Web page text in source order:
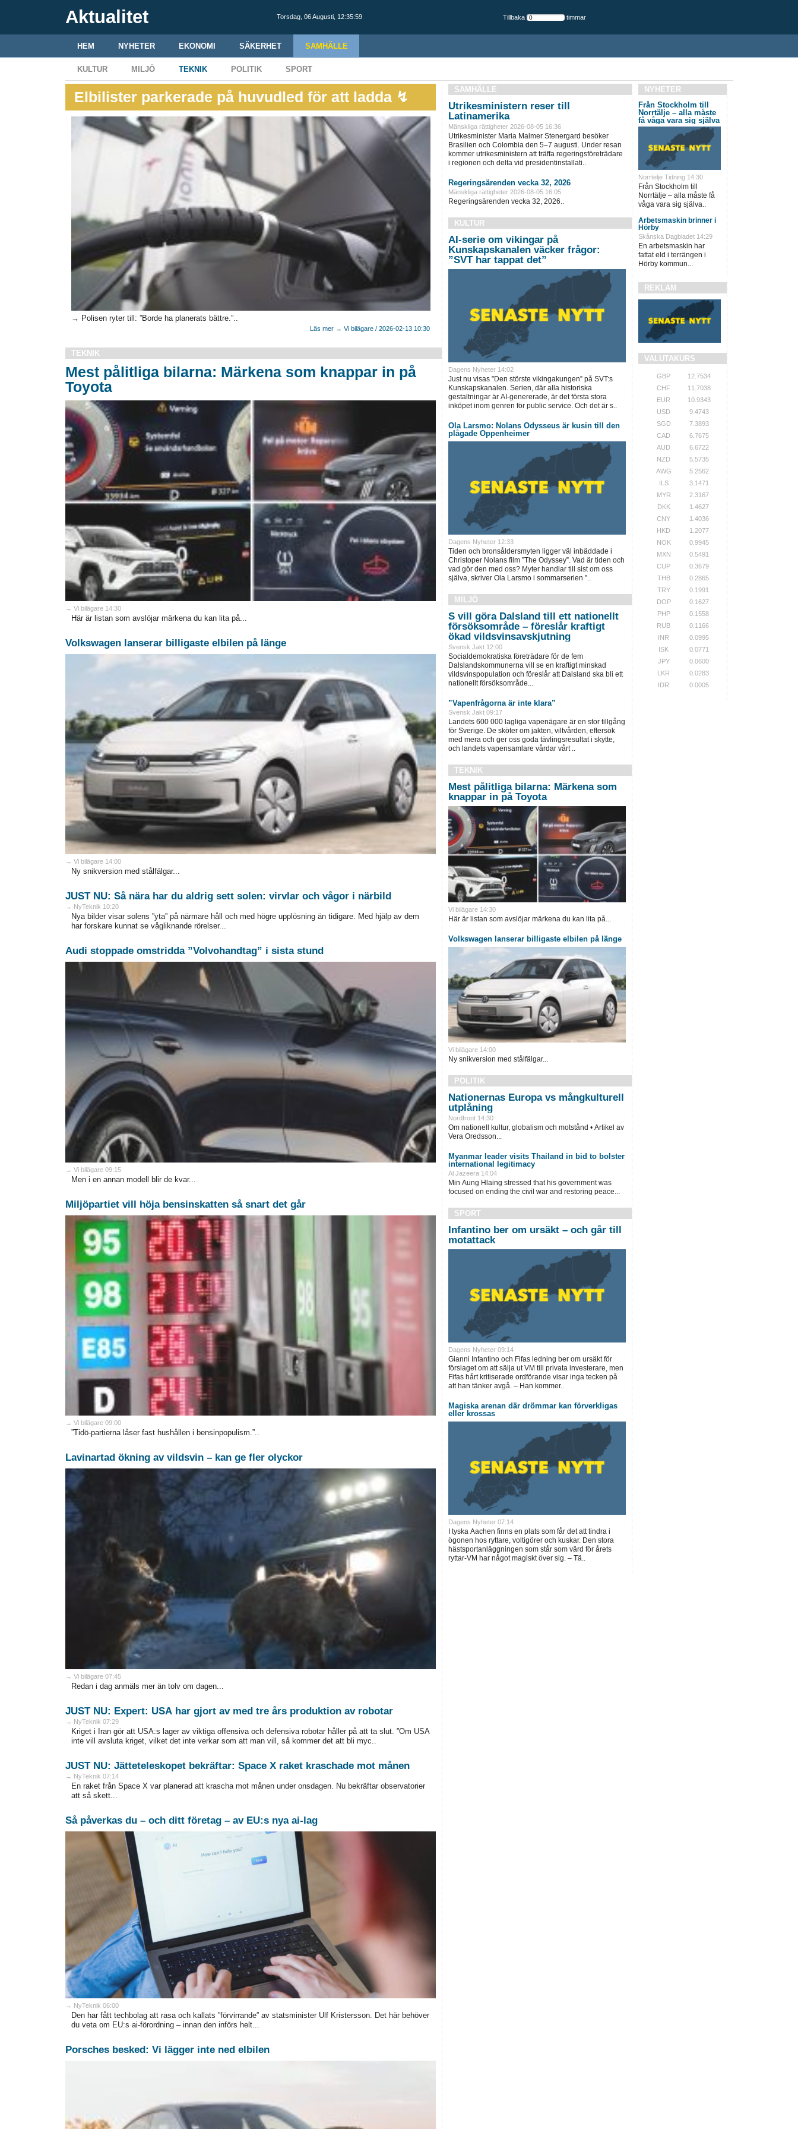
Aktualitet Torsdag, 06 Augusti, 12:36:00 Tillbaka timmar
HEM NYHETER EKONOMI SÄKERHET SAMHÄLLE
KULTUR MILJÖ TEKNIK POLITIK SPORT
Elbilister parkerade på huvudled för att ladda ↯
→ Polisen ryter till: ”Borde ha planerats bättre.”..
Läs mer → Vi bilägare / 2026-02-13 10:30
TEKNIK
Mest pålitliga bilarna: Märkena som knappar in på
Toyota
→ Vi bilägare 14:30
Här är listan som avslöjar märkena du kan lita på...
Volkswagen lanserar billigaste elbilen på länge
→ Vi bilägare 14:00
Ny snikversion med stålfälgar...
JUST NU: Så nära har du aldrig sett solen: virvlar och vågor i närbild
→ NyTeknik 10:20
Nya bilder visar solens ”yta” på närmare håll och med högre upplösning än tidigare. Med hjälp av dem
har forskare kunnat se vågliknande rörelser...
Audi stoppade omstridda ”Volvohandtag” i sista stund
→ Vi bilägare 09:15
Men i en annan modell blir de kvar...
Miljöpartiet vill höja bensinskatten så snart det går
→ Vi bilägare 09:00
”Tidö-partierna låser fast hushållen i bensinpopulism.”..
Lavinartad ökning av vildsvin – kan ge fler olyckor
→ Vi bilägare 07:45
Redan i dag anmäls mer än tolv om dagen...
JUST NU: Expert: USA har gjort av med tre års produktion av robotar
→ NyTeknik 07:29
Kriget i Iran gör att USA:s lager av viktiga offensiva och defensiva robotar håller på att ta slut. ”Om USA
inte vill avsluta kriget, vilket det inte verkar som att man vill, så kommer det att bli myc..
JUST NU: Jätteteleskopet bekräftar: Space X raket kraschade mot månen
→ NyTeknik 07:14
En raket från Space X var planerad att krascha mot månen under onsdagen. Nu bekräftar observatorier
att så skett...
Så påverkas du – och ditt företag – av EU:s nya ai-lag
→ NyTeknik 06:00
Den har fått techbolag att rasa och kallats ”förvirrande” av statsminister Ulf Kristersson. Det här behöver
du veta om EU:s ai-förordning – innan den införs helt...
Porsches besked: Vi lägger inte ned elbilen
SAMHÄLLE
Utrikesministern reser till
Latinamerika
Mänskliga rättigheter 2026-08-05 16:36
Utrikesminister Maria Malmer Stenergard besöker
Brasilien och Colombia den 5–7 augusti. Under resan
kommer utrikesministern att träffa regeringsföreträdare
i regionen och delta vid presidentinstallati..
Regeringsärenden vecka 32, 2026
Mänskliga rättigheter 2026-08-05 16:05
Regeringsärenden vecka 32, 2026..
KULTUR
AI-serie om vikingar på
Kunskapskanalen väcker frågor:
”SVT har tappat det”
Dagens Nyheter 14:02
Just nu visas ”Den störste vikingakungen” på SVT:s
Kunskapskanalen. Serien, där alla historiska
gestaltningar är AI-genererade, är det första stora
inköpet inom genren för public service. Och det är s..
Ola Larsmo: Nolans Odysseus är kusin till den
plågade Oppenheimer
Dagens Nyheter 12:33
Tiden och bronsåldersmyten ligger väl inbäddade i
Christoper Nolans film ”The Odyssey”. Vad är tiden och
vad gör den med oss? Myter handlar till sist om oss
själva, skriver Ola Larsmo i sommarserien ”..
MILJÖ
S vill göra Dalsland till ett nationellt
försöksområde – föreslår kraftigt
ökad vildsvinsavskjutning
Svensk Jakt 12:00
Socialdemokratiska företrädare för de fem
Dalslandskommunerna vill se en kraftigt minskad
vildsvinspopulation och föreslår att Dalsland ska bli ett
nationellt försöksområde...
”Vapenfrågorna är inte klara”
Svensk Jakt 09:17
Landets 600 000 lagliga vapenägare är en stor tillgång
för Sverige. De sköter om jakten, viltvården, eftersök
med mera och ger oss goda tävlingsresultat i skytte,
och landets vapensamlare vårdar vårt ..
TEKNIK
Mest pålitliga bilarna: Märkena som
knappar in på Toyota
Vi bilägare 14:30
Här är listan som avslöjar märkena du kan lita på...
Volkswagen lanserar billigaste elbilen på länge
Vi bilägare 14:00
Ny snikversion med stålfälgar...
POLITIK
Nationernas Europa vs mångkulturell
utplåning
Nordfront 14:30
Om nationell kultur, globalism och motstånd • Artikel av
Vera Oredsson...
Myanmar leader visits Thailand in bid to bolster
international legitimacy
Al Jazeera 14:04
Min Aung Hlaing stressed that his government was
focused on ending the civil war and restoring peace...
SPORT
Infantino ber om ursäkt – och går till
motattack
Dagens Nyheter 09:14
Gianni Infantino och Fifas ledning ber om ursäkt för
förslaget om att sälja ut VM till privata investerare, men
Fifas hårt kritiserade ordförande visar inga tecken på
att han tänker avgå. – Han kommer..
Magiska arenan där drömmar kan förverkligas
eller krossas
Dagens Nyheter 07:14
I tyska Aachen finns en plats som får det att tindra i
ögonen hos ryttare, voltigörer och kuskar. Den stora
hästsportanläggningen som står som värd för årets
ryttar-VM har något magiskt över sig. – Tä..
NYHETER
Från Stockholm till
Norrtälje – alla måste
få våga vara sig själva
Norrtelje Tidning 14:30
Från Stockholm till
Norrtälje – alla måste få
våga vara sig själva..
Arbetsmaskin brinner i
Hörby
Skånska Dagbladet 14:29
En arbetsmaskin har
fattat eld i terrängen i
Hörby kommun...
REKLAM
VALUTAKURS
GBP
12.7534
CHF
11.7038
EUR
10.9343
USD
9.4743
SGD
7.3893
CAD
6.7675
AUD
6.6722
NZD
5.5735
AWG
5.2562
ILS
3.1471
MYR
2.3167
DKK
1.4627
CNY
1.4036
HKD
1.2077
NOK
0.9945
MXN
0.5491
CUP
0.3679
THB
0.2865
TRY
0.1991
DOP
0.1627
PHP
0.1558
RUB
0.1166
INR
0.0995
ISK
0.0771
JPY
0.0600
LKR
0.0283
IDR
0.0005